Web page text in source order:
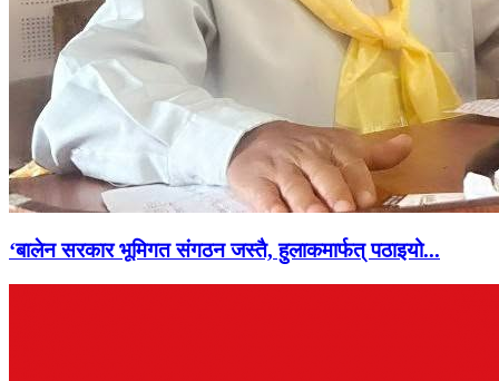
‘बालेन सरकार भूमिगत संगठन जस्तै, हुलाकमार्फत् पठाइयो...